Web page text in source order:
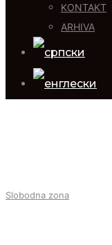
KONTAKT
ARHIVA
Slobodna zona